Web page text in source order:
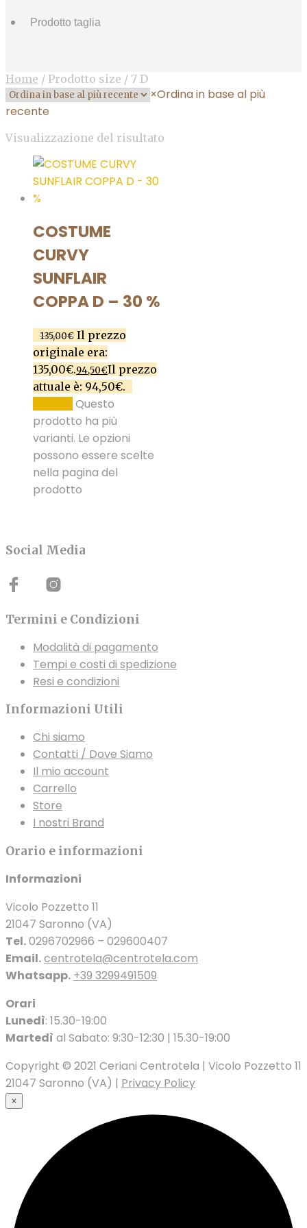
Home / Prodotto size / 7 D
×Ordina in base al più
recente
Visualizzazione del risultato
COSTUME
CURVY
SUNFLAIR
COPPA D – 30 %
135,00€ Il prezzo
originale era:
135,00€.94,50€Il prezzo
attuale è: 94,50€.
Questo
prodotto ha più
varianti. Le opzioni
possono essere scelte
nella pagina del
prodotto
Social Media
Termini e Condizioni
Modalità di pagamento
Tempi e costi di spedizione
Resi e condizioni
Informazioni Utili
Chi siamo
Contatti / Dove Siamo
Il mio account
Carrello
Store
I nostri Brand
Orario e informazioni
Informazioni
Vicolo Pozzetto 11
21047 Saronno (VA)
Tel.0296702966 – 029600407
Email.centrotela@centrotela.com
Whatsapp. +39 3299491509
Orari
Lunedì: 15.30-19:00
Martedì al Sabato: 9:30-12:30 | 15.30-19:00
Copyright © 2021 Ceriani Centrotela | Vicolo Pozzetto 11
21047 Saronno (VA) | Privacy Policy
×